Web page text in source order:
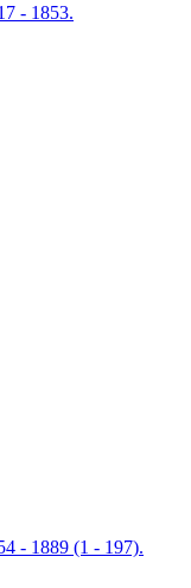
- 1853.
- 1889 (1 - 197).